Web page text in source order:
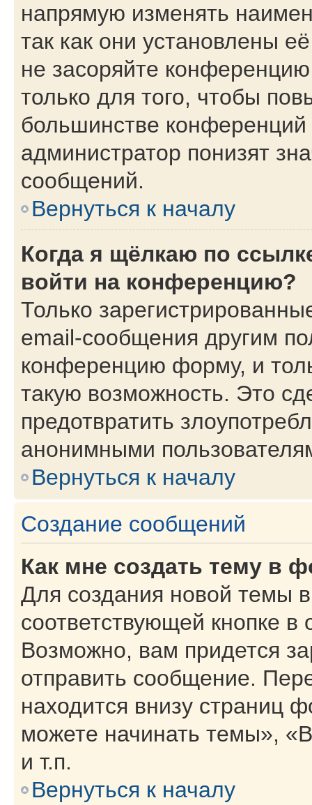
напрямую изменять
так как они установлены
не засоряйте
только для того, чтобы
большинстве
администратор понизят
сообщений.
Вернуться к началу
Когда я щёлкаю по
войти на конференцию?
Только
email-сообщения другим
конференцию форму, и
такую возможность. Это
предотвратить
анонимными
Вернуться к началу
Создание сообщений
Как мне создать тему в
Для создания новой темы
соответствующей кнопке
Возможно, вам придется
отправить сообщение.
находится внизу
можете начинать темы»,
и т.п.
Вернуться к началу